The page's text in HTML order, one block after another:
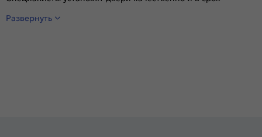
Развернуть